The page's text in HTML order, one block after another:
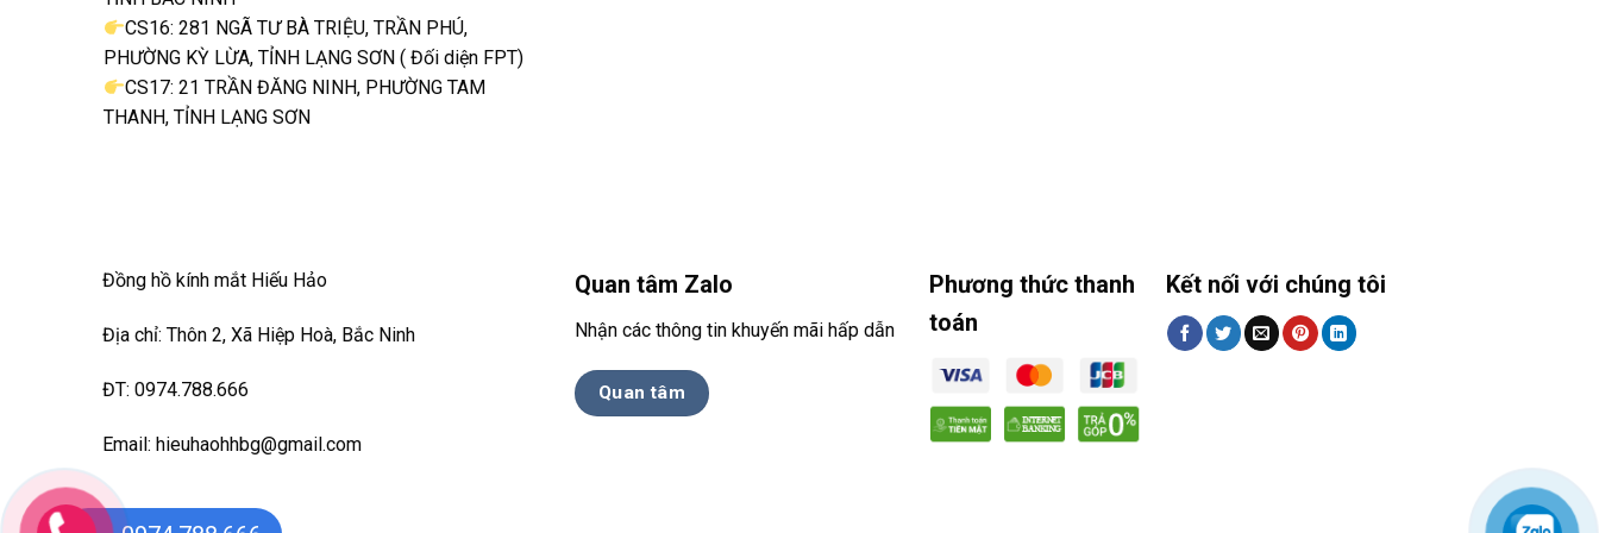
CS16: 281 NGÃ TƯ BÀ TRIỆU, TRẦN PHÚ,
PHƯỜNG KỲ LỪA, TỈNH LẠNG SƠN ( Đối diện FPT)
CS17: 21 TRẦN ĐĂNG NINH, PHƯỜNG TAM
THANH, TỈNH LẠNG SƠN
Đồng hồ kính mắt Hiếu Hảo
Địa chỉ: Thôn 2, Xã Hiệp Hoà, Bắc Ninh
ĐT: 0974.788.666
Email: hieuhaohhbg@gmail.com
Quan tâm Zalo
Nhận các thông tin khuyến mãi hấp dẫn
Quan tâm
Phương thức thanh
toán
Kết nối với chúng tôi